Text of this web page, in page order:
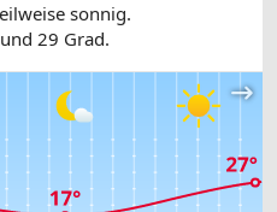
sonnig.
29 Grad.